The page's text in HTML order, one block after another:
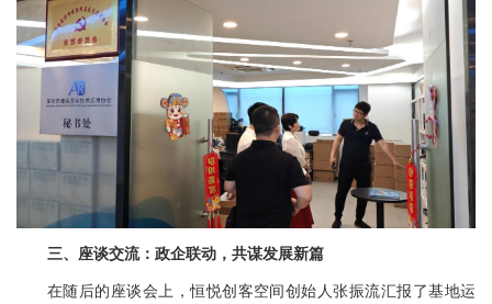
三、座谈交流：政企联动，共谋发展新篇
在随后的座谈会上，恒悦创客空间创始人张振流汇报了基地运